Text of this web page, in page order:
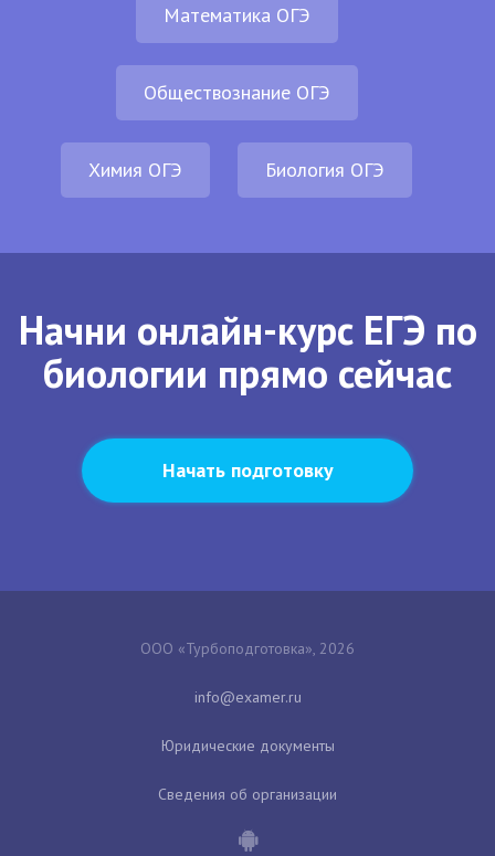
Математика ОГЭ
Обществознание ОГЭ
Химия ОГЭ Биология ОГЭ
Начни онлайн-курс ЕГЭ по
биологии прямо сейчас
Начать подготовку
ООО «Турбоподготовка», 2026
Юридические документы
Сведения об организации